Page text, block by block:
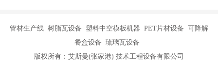
管材生产线 树脂瓦设备 塑料中空模板机器 PET片材设备 可降解
餐盒设备 琉璃瓦设备
版权所有：艾斯曼(张家港) 技术工程设备有限公司